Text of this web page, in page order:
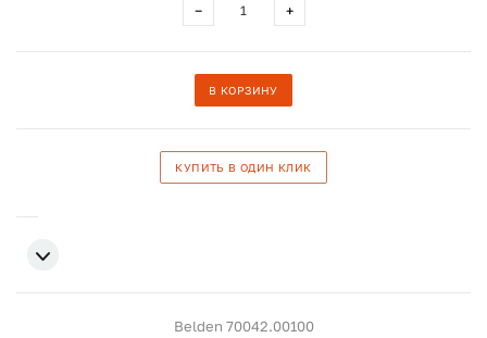
− +
В КОРЗИНУ
КУПИТЬ В ОДИН КЛИК
Belden 70042.00100